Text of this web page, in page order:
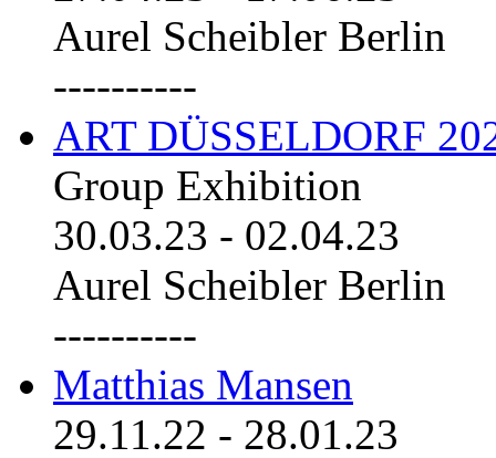
Aurel Scheibler Berlin
----------
ART DÜSSELDORF
Group Exhibition
30.03.23 - 02.04.23
Aurel Scheibler Berlin
----------
Matthias Mansen
29.11.22 - 28.01.23